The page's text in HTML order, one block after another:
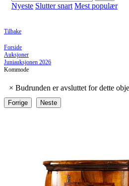
Nyeste Slutter snart Mest populær
Tilbake
Forside
Auksjoner
Juniauksjonen 2026
Kommode
× Budrunden er avsluttet for dette
Forrige Neste